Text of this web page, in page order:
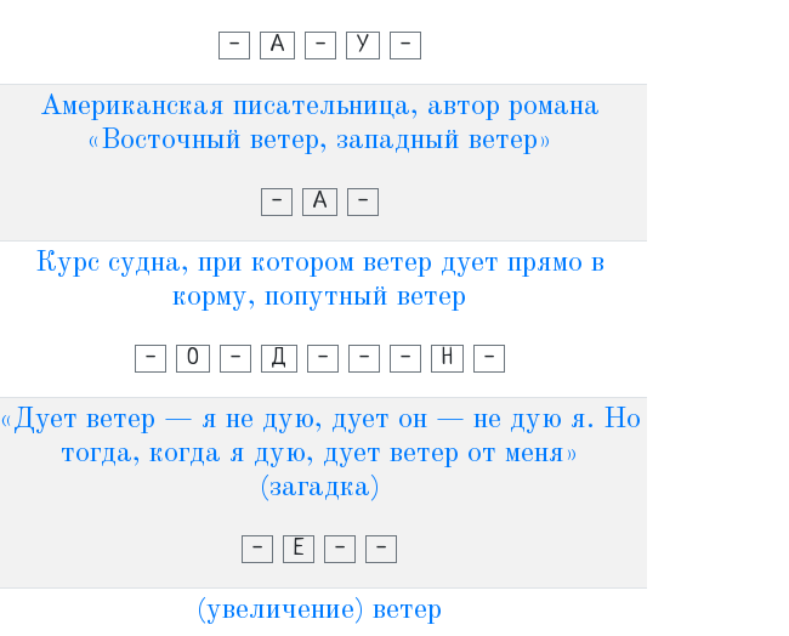
- А - У -
Американская писательница, автор романа
«Восточный ветер, западный ветер»
- А -
Курс судна, при котором ветер дует прямо в
корму, попутный ветер
- О - Д - - - Н -
«Дует ветер — я не дую, дует он — не дую я. Но
тогда, когда я дую, дует ветер от меня»
(загадка)
- Е - -
(увеличение) ветер